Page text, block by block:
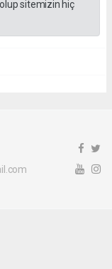
sitemizin hiç